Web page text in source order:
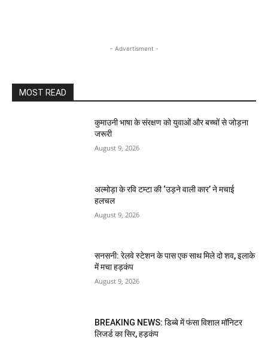
- Advertisment -
MOST READ
कुमाउनी भाषा के संरक्षण को युवाओं और बच्चों से जोड़ना
जरूरी
August 9, 2026
अल्मोड़ा के रवि टम्टा की ‘उड़ने वाली कार’ ने मचाई
हलचल
August 9, 2026
सनसनी: रेलवे स्टेशन के पास एक साथ मिले दो शव, इलाके
में मचा हड़कंप
August 9, 2026
BREAKING NEWS: डिब्बे में फंसा विशाल मॉनिटर
लिजर्ड का सिर, हड़कंप